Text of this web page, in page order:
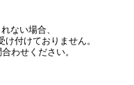
ない場合、
付けておりません。
わせください。